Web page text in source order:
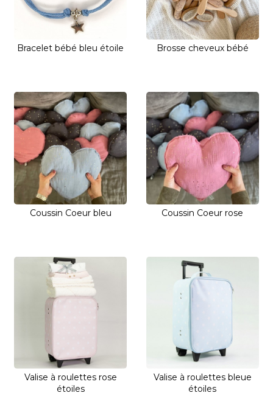
Bracelet bébé bleu étoile Brosse cheveux bébé
Coussin Coeur bleu Coussin Coeur rose
Valise à roulettes rose
étoiles
Valise à roulettes bleue
étoiles